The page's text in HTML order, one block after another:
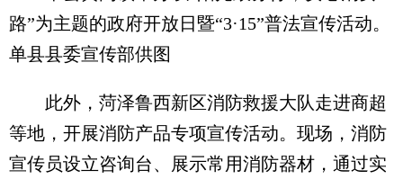
路”为主题的政府开放日暨“3·15”普法宣传活动。
单县县委宣传部供图
此外，菏泽鲁西新区消防救援大队走进商超
等地，开展消防产品专项宣传活动。现场，消防
宣传员设立咨询台、展示常用消防器材，通过实